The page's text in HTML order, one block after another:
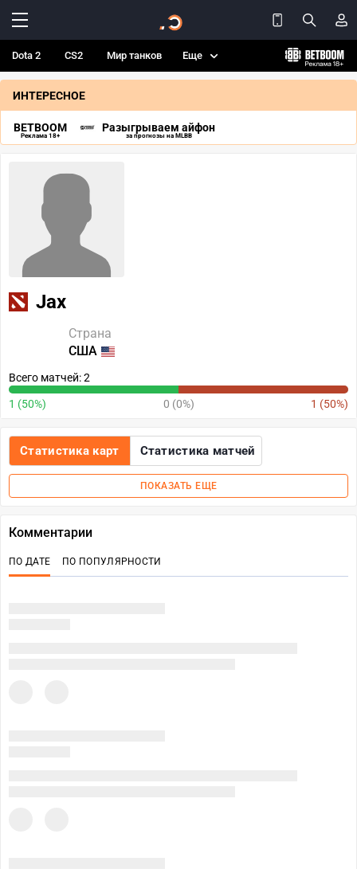
Dota 2 CS2 Мир танков Еще
ИНТЕРЕСНОЕ
BETBOOM
Реклама 18+
Разыгрываем айфон
за прогнозы на MLBB
Jax
Страна
США
Всего матчей: 2
1 (50%) 0 (0%) 1 (50%)
Статистика карт Статистика матчей
ПОКАЗАТЬ ЕЩЕ
Комментарии
ПО ДАТЕ ПО ПОПУЛЯРНОСТИ